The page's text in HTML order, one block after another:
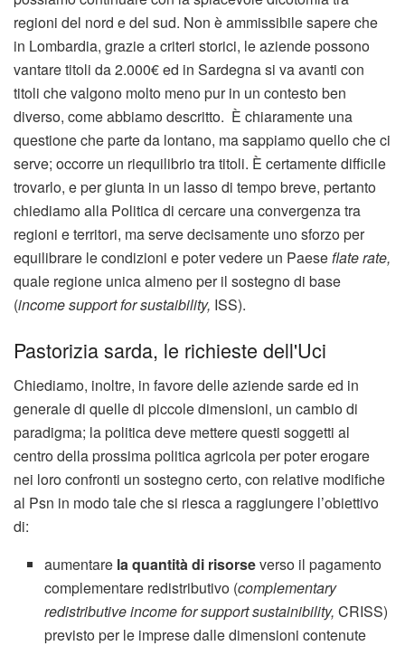
regioni del nord e del sud. Non è ammissibile sapere che
in Lombardia, grazie a criteri storici, le aziende possono
vantare titoli da 2.000€ ed in Sardegna si va avanti con
titoli che valgono molto meno pur in un contesto ben
diverso, come abbiamo descritto. È chiaramente una
questione che parte da lontano, ma sappiamo quello che ci
serve; occorre un riequilibrio tra titoli. È certamente difficile
trovarlo, e per giunta in un lasso di tempo breve, pertanto
chiediamo alla Politica di cercare una convergenza tra
regioni e territori, ma serve decisamente uno sforzo per
equilibrare le condizioni e poter vedere un Paeseflate rate,
quale regione unica almeno per il sostegno di base
(income support for sustaibility, ISS).
Pastorizia sarda, le richieste dell'Uci
Chiediamo, inoltre, in favore delle aziende sarde ed in
generale di quelle di piccole dimensioni, un cambio di
paradigma; la politica deve mettere questi soggetti al
centro della prossima politica agricola per poter erogare
nei loro confronti un sostegno certo, con relative modifiche
al Psn in modo tale che si riesca a raggiungere l’obiettivo
di:
aumentare la quantità di risorseverso il pagamento
complementare redistributivo (complementary
redistributive income for support sustainibility, CRISS)
previsto per le imprese dalle dimensioni contenute